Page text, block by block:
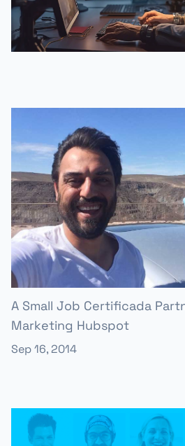
A Small Job Certificada
Marketing Hubspot
Sep 16, 2014